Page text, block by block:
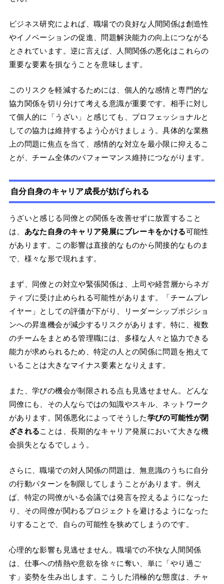
ビジネス研究によれば、職場での良好な人間関係は創造性
やイノベーションの促進、問題解決能力の向上につながる
とされています。逆に言えば、人間関係の悪化はこれらの
重要な要素を損なうことを意味します。
このリスクを軽減するためには、個人的な感情と専門的な
協力関係を切り分けて考える意識が重要です。相手に対し
て個人的に「うざい」と感じても、プロフェッショナルと
しての協力は維持するよう心がけましょう。具体的な業務
上の問題に焦点を当て、感情的な対立を最小限に抑えるこ
とが、チーム全体のパフォーマンス維持につながります。
自分自身のキャリア成長が妨げられる
うざいと感じる同僚との関係を改善せずに放置すること
は、 あなた自身のキャリア発展にブレーキをかける可能性
があります。この影響は直接的なものから間接的なものま
で、様々な形で現れます。
まず、同僚との対立や緊張関係は、上司や経営層からネガ
ティブに受け止められる可能性があります。「チームプレ
イヤー」としての評価が下がり、リーダーシップポジショ
ンへの昇進機会が減少するリスクがあります。特に、複数
のチームをまとめる管理職には、多様な人々と協力できる
能力が求められるため、特定の人との関係に問題を抱えて
いることは大きなマイナス要素となりえます。
また、学びの機会が制限される点も見逃せません。どんな
同僚にも、その人ならではの知識やスキル、ネットワーク
があります。関係悪化によってそうした学びの可能性が閉
ざされることは、長期的なキャリア発展において大きな機
会損失となるでしょう。
さらに、職場での対人関係の問題は、無意識のうちに自分
の行動パターンを制限してしまうことがあります。例え
ば、特定の同僚がいる会議では発言を控えるようになった
り、その同僚が関わるプロジェクトを避けるようになった
りすることで、自らの可能性を狭めてしまうのです。
心理的な影響も見逃せません。職場での不快な人間関係
は、仕事への情熱や意欲を徐々に奪い、単に「やり過ご
す」姿勢を生み出します。こうした消極的な態度は、チャ